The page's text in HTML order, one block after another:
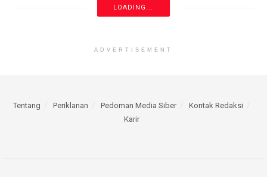
LOADING...
ADVERTISEMENT
Tentang Periklanan Pedoman Media Siber
Kontak Redaksi
Karir